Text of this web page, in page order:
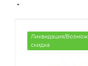
Ликвидация/
скидка